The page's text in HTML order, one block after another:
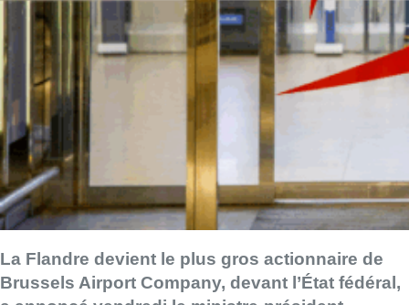
La Flandre devient le plus gros actionnaire de
Brussels Airport Company, devant l’État fédéral,